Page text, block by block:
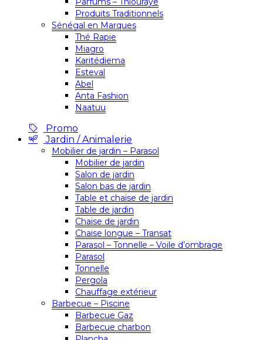
Produits Traditionnels
Sénégal en Marques
Thé Rapie
Miagro
Karitédiema
Esteval
Abel
Anta Fashion
Naatuu
Promo
Jardin / Animalerie
Mobilier de jardin – Parasol
Mobilier de jardin
Salon de jardin
Salon bas de jardin
Table et chaise de jardin
Table de jardin
Chaise de jardin
Chaise longue – Transat
Parasol – Tonnelle – Voile d’ombrage
Parasol
Tonnelle
Pergola
Chauffage extérieur
Barbecue – Piscine
Barbecue Gaz
Barbecue charbon